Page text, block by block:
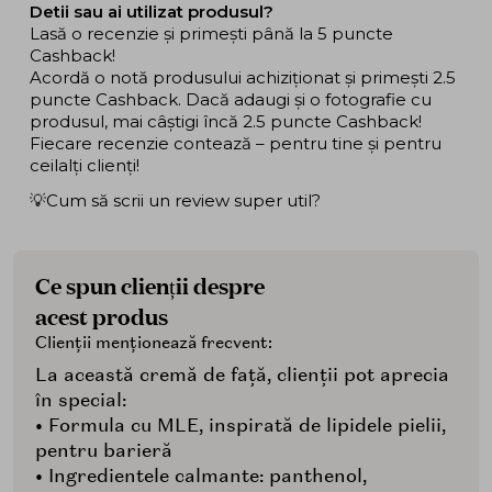
Detii sau ai utilizat produsul?
Lasă o recenzie și primești până la 5 puncte
Cashback!
Acordă o notă produsului achiziționat și primești 2.5
puncte Cashback. Dacă adaugi și o fotografie cu
produsul, mai câștigi încă 2.5 puncte Cashback!
Fiecare recenzie contează – pentru tine și pentru
ceilalți clienți!
💡Cum să scrii un review super util?
Ce spun clienții despre
acest produs
Clienții menționează frecvent:
La această cremă de față, clienții pot aprecia
în special:
• Formula cu MLE, inspirată de lipidele pielii,
pentru barieră
• Ingredientele calmante: panthenol,